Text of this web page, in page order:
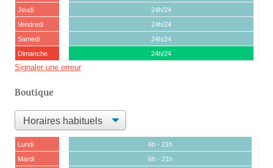
Jeudi
24h/24
Vendredi
24h/24
Samedi
24h/24
Dimanche
24h/24
Signaler une erreur
Boutique
Lundi
6h - 21h
Mardi
6h - 21h